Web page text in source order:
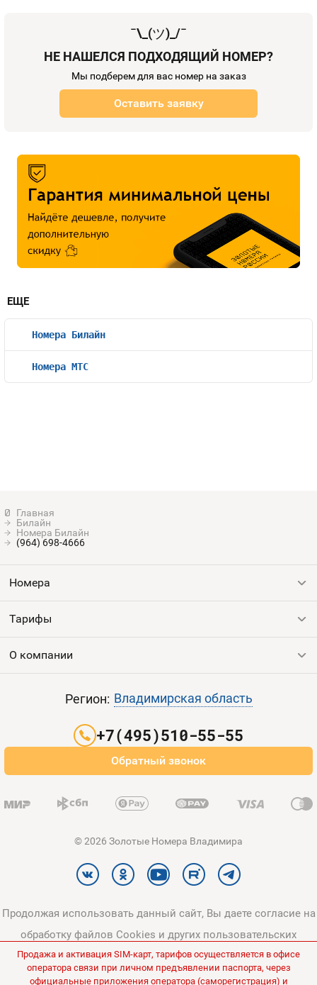
Билайн
Номера Билайн
(964) 698-4666
¯\_(ツ)_/¯
НЕ НАШЕЛСЯ ПОДХОДЯЩИЙ НОМЕР?
Мы подберем для вас номер на заказ
Оставить заявку
ЕЩЕ
Номера Билайн
Номера МТС
Номера
Все номера
Тарифы
Выгодные тарифы
О компании
Оплата и доставка
Регион: Владимирская область
+7(495)510-55-55
Обратный звонок
© 2026 Золотые Номера Владимира
Продолжая использовать данный сайт, Вы даете согласие на
обработку файлов Cookies и других пользовательских
данных, в соответствии сПолитикой конфиденциальности
Политикой в отношении обработки персональных данных
Продажа и активация SIM-карт, тарифов осуществляется в офисе
оператора связи при личном предъявлении паспорта, через
официальные приложения оператора (саморегистрация) и